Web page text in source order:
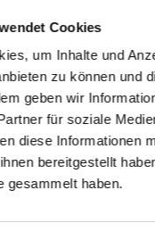
Cookies
um Inhalte und
zu können und
geben wir
für soziale
diese Informationen
bereitgestellt
gesammelt haben.
14;17(8):2677.
(2023): "Bedtime
for-adults
(2023): "Bedtime
for-adults